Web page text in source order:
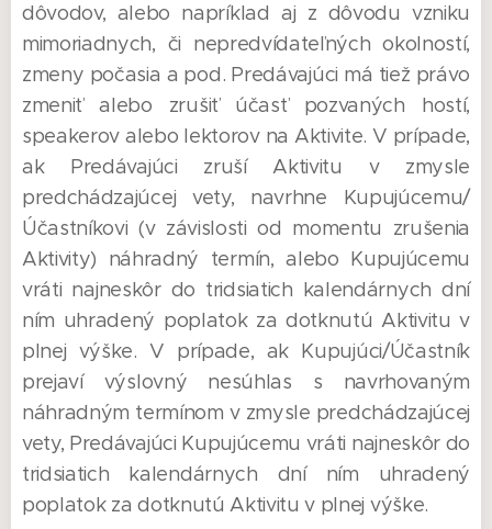
dôvodov, alebo napríklad aj z dôvodu vzniku
mimoriadnych, či nepredvídateľných okolností,
zmeny počasia a pod. Predávajúci má tiež právo
zmeniť alebo zrušiť účasť pozvaných hostí,
speakerov alebo lektorov na Aktivite. V prípade,
ak Predávajúci zruší Aktivitu v zmysle
predchádzajúcej vety, navrhne Kupujúcemu/
Účastníkovi (v závislosti od momentu zrušenia
Aktivity) náhradný termín, alebo Kupujúcemu
vráti najneskôr do tridsiatich kalendárnych dní
ním uhradený poplatok za dotknutú Aktivitu v
plnej výške. V prípade, ak Kupujúci/Účastník
prejaví výslovný nesúhlas s navrhovaným
náhradným termínom v zmysle predchádzajúcej
vety, Predávajúci Kupujúcemu vráti najneskôr do
tridsiatich kalendárnych dní ním uhradený
poplatok za dotknutú Aktivitu v plnej výške.